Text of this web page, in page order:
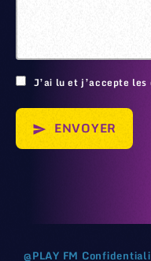
J’ai lu et j’accepte
send ENVOYER
@PLAY FM